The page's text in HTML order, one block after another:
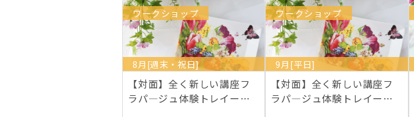
ワークショップ
8月[週末・祝日]
【対面】全く新しい講座フ
ラパ―ジュ体験トレイー２
ワークショップ
9月[平日]
【対面】全く新しい講座フ
ラパ―ジュ体験トレイー２